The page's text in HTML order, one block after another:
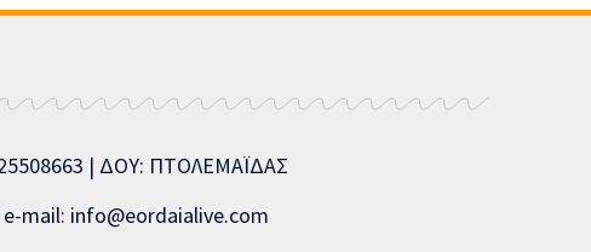
| ΔΟΥ: ΠΤΟΛΕΜΑΪΔΑΣ
mail: info@eordaialive.com